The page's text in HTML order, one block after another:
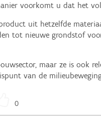
voorkomt u dat het
uit hetzelfde
tot nieuwe grondstof
maar ze is ook
van de
0